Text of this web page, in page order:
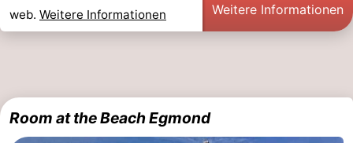
web. Weitere Informationen Weitere Informationen
Room at the Beach Egmond